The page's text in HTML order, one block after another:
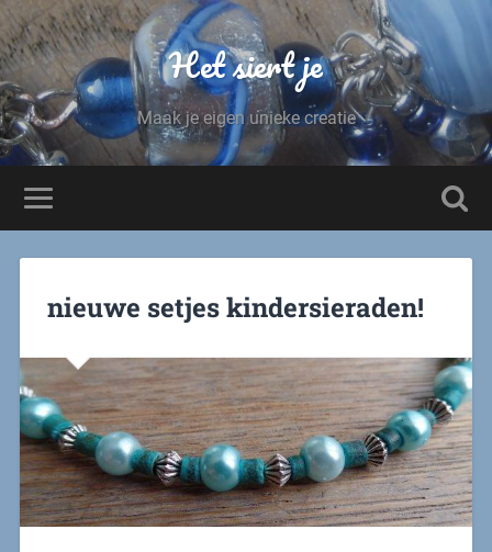
Het siert je
Maak je eigen unieke creatie
nieuwe setjes kindersieraden!